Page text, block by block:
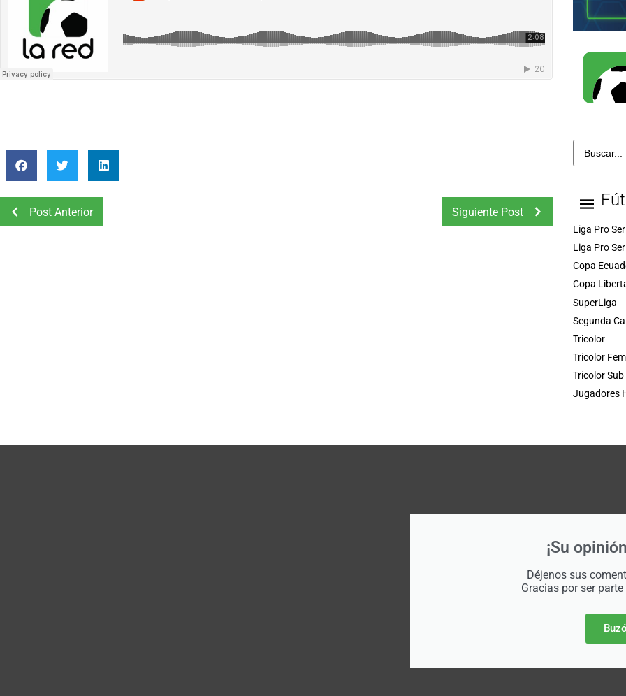
Post Anterior Siguiente Post
Liga Pro
Liga Pro
Copa
Copa
SuperLiga
Segunda
Tricolor
Tricolor
Tricolor Sub
Jugadores
¡Su
Déjenos sus
Gracias por ser